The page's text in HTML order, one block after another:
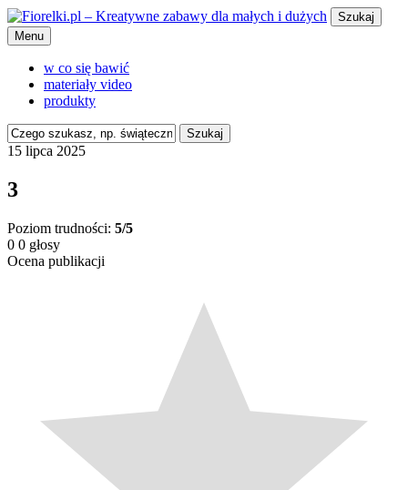
Szukaj
Menu
w co się bawić
materiały video
produkty
Szukaj
15 lipca 2025
3
Poziom trudności: 5/5
0 0 głosy
Ocena publikacji